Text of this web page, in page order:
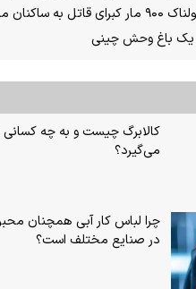
مردم چین
باغ وحش چینی
کالابرگ چیست و به چه کسانی
می‌گیرد؟
چرا لباس کار آبی همچنان
در صنایع مختلف است؟